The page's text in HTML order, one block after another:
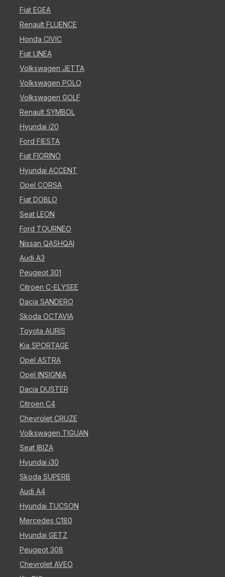
Fiat EGEA
Renault FLUENCE
Honda CIVIC
Fiat LINEA
Volkswagen JETTA
Volkswagen POLO
Volkswagen GOLF
Renault SYMBOL
Hyundai i20
Ford FIESTA
Fiat FIORINO
Hyundai ACCENT
Opel CORSA
Fiat DOBLO
Seat LEON
Ford TOURNEO
Nissan QASHQAI
Audi A3
Peugeot 301
Citroen C-ELYSEE
Dacia SANDERO
Skoda OCTAVIA
Toyota AURIS
Kia SPORTAGE
Opel ASTRA
Opel INSIGNIA
Dacia DUSTER
Citroen C4
Chevrolet CRUZE
Volkswagen TIGUAN
Seat IBIZA
Hyundai i30
Skoda SUPERB
Audi A4
Hyundai TUCSON
Mercedes C180
Hyundai GETZ
Peugeot 308
Chevrolet AVEO